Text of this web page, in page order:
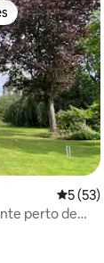
dos hóspedes
5 de
5 (53)
perto de